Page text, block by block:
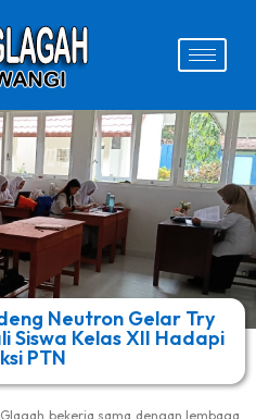
Neutron Gelar Try
Siswa Kelas XII Hadapi
PTN
Glagah bekerja sama dengan lembaga